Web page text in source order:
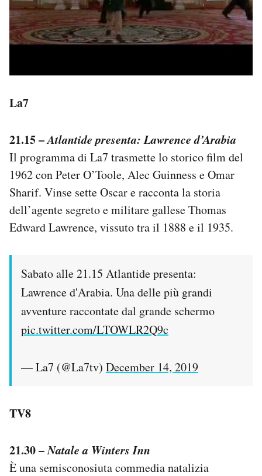
La7
21.15 –Atlantide presenta: Lawrence d’Arabia
Il programma di La7 trasmette lo storico film del
1962 con Peter O’Toole, Alec Guinness e Omar
Sharif. Vinse sette Oscar e racconta la storia
dell’agente segreto e militare gallese Thomas
Edward Lawrence, vissuto tra il 1888 e il 1935.
Sabato alle 21.15 Atlantide presenta:
Lawrence d'Arabia. Una delle più grandi
avventure raccontate dal grande schermo
pic.twitter.com/LTOWLR2Q9c
— La7 (@La7tv) December 14, 2019
TV8
21.30 –Natale a Winters Inn
È una semisconosiuta commedia natalizia